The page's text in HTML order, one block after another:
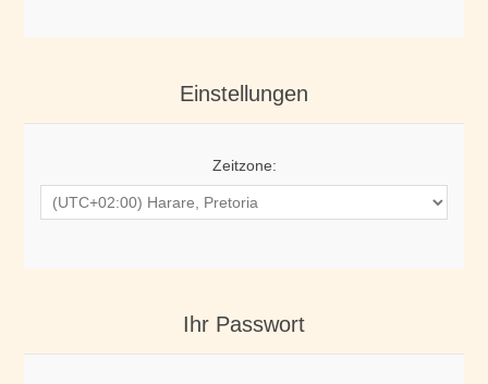
Einstellungen
Zeitzone:
Ihr Passwort